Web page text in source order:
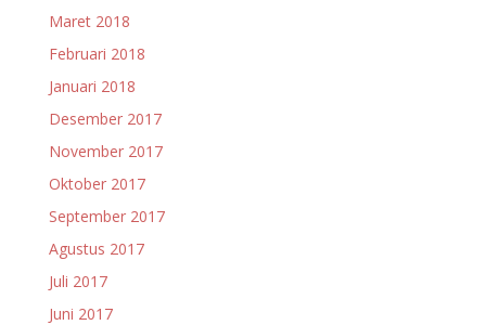
Maret 2018
Februari 2018
Januari 2018
Desember 2017
November 2017
Oktober 2017
September 2017
Agustus 2017
Juli 2017
Juni 2017